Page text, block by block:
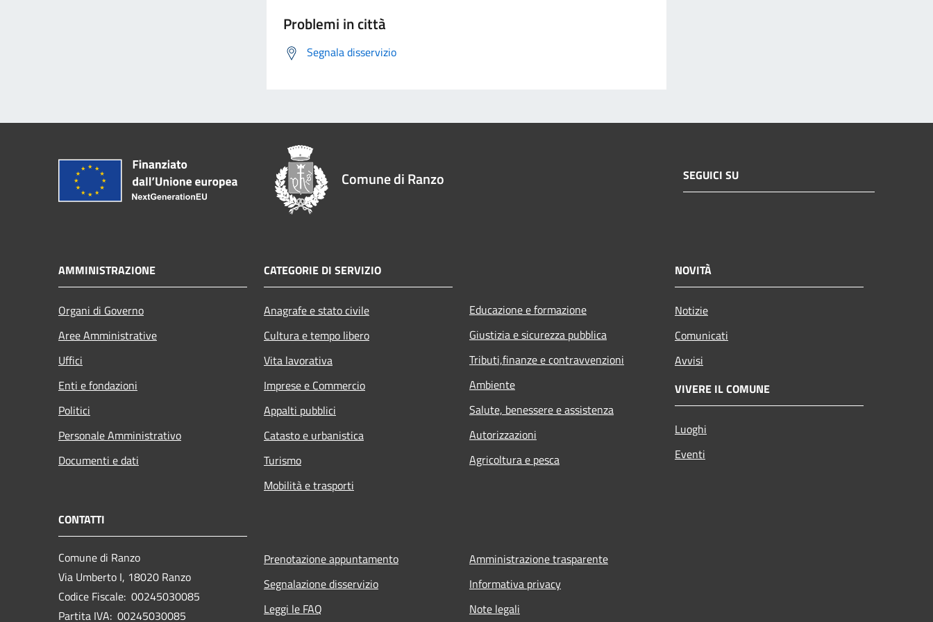
Problemi in città
Segnala disservizio
Comune di Ranzo SEGUICI SU
AMMINISTRAZIONE
Organi di Governo
Aree Amministrative
Uffici
Enti e fondazioni
Politici
Personale Amministrativo
Documenti e dati
CATEGORIE DI SERVIZIO
Anagrafe e stato civile
Cultura e tempo libero
Vita lavorativa
Imprese e Commercio
Appalti pubblici
Catasto e urbanistica
Turismo
Mobilità e trasporti
Educazione e formazione
Giustizia e sicurezza pubblica
Tributi,finanze e contravvenzioni
Ambiente
Salute, benessere e assistenza
Autorizzazioni
Agricoltura e pesca
NOVITÀ
Notizie
Comunicati
Avvisi
VIVERE IL COMUNE
Luoghi
Eventi
CONTATTI
Comune di Ranzo
Via Umberto I, 18020 Ranzo
Codice Fiscale: 00245030085
Partita IVA: 00245030085
Prenotazione appuntamento
Segnalazione disservizio
Leggi le FAQ
Amministrazione trasparente
Informativa privacy
Note legali